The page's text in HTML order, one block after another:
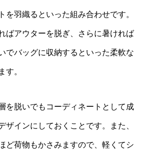
を羽織るといった組み合わせです。
ばアウターを脱ぎ、さらに暑ければ
でバッグに収納するといった柔軟な
す。
を脱いでもコーディネートとして成
ザインにしておくことです。また、
ど荷物もかさみますので、軽くてシ